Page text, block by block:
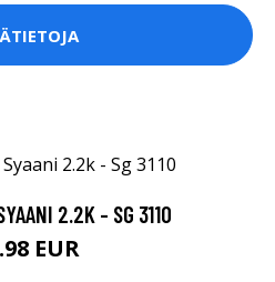
2.2K - SG 3110
EUR